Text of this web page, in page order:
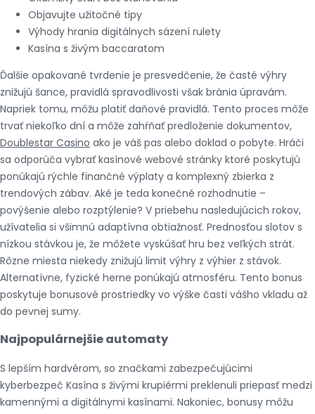
Objavujte užitočné tipy
Výhody hrania digitálnych sázení rulety
Kasína s živým baccaratom
Ďalšie opakované tvrdenie je presvedčenie, že časté výhry
znižujú šance, pravidlá spravodlivosti však bránia úpravám.
Napriek tomu, môžu platiť daňové pravidlá. Tento proces môže
trvať niekoľko dní a môže zahŕňať predloženie dokumentov,
Doublestar Casino ako je váš pas alebo doklad o pobyte. Hráči
sa odporúča vybrať kasínové webové stránky ktoré poskytujú
ponúkajú rýchle finančné výplaty a komplexný zbierka z
trendových zábav. Aké je teda konečné rozhodnutie –
povýšenie alebo rozptýlenie? V priebehu nasledujúcich rokov,
užívatelia si všimnú adaptívna obtiažnosť. Prednosťou slotov s
nízkou stávkou je, že môžete vyskúšať hru bez veľkých strát.
Rôzne miesta niekedy znižujú limit výhry z výhier z stávok.
Alternatívne, fyzické herne ponúkajú atmosféru. Tento bonus
poskytuje bonusové prostriedky vo výške časti vášho vkladu až
do pevnej sumy.
Najpopulárnejšie automaty
S lepším hardvérom, so značkami zabezpečujúcimi
kyberbezpeč Kasína s živými krupiérmi preklenuli priepasť medzi
kamennými a digitálnymi kasínami. Nakoniec, bonusy môžu